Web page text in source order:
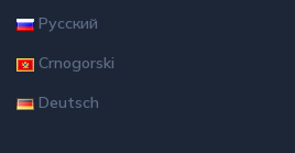
Русский
Crnogorski
Deutsch